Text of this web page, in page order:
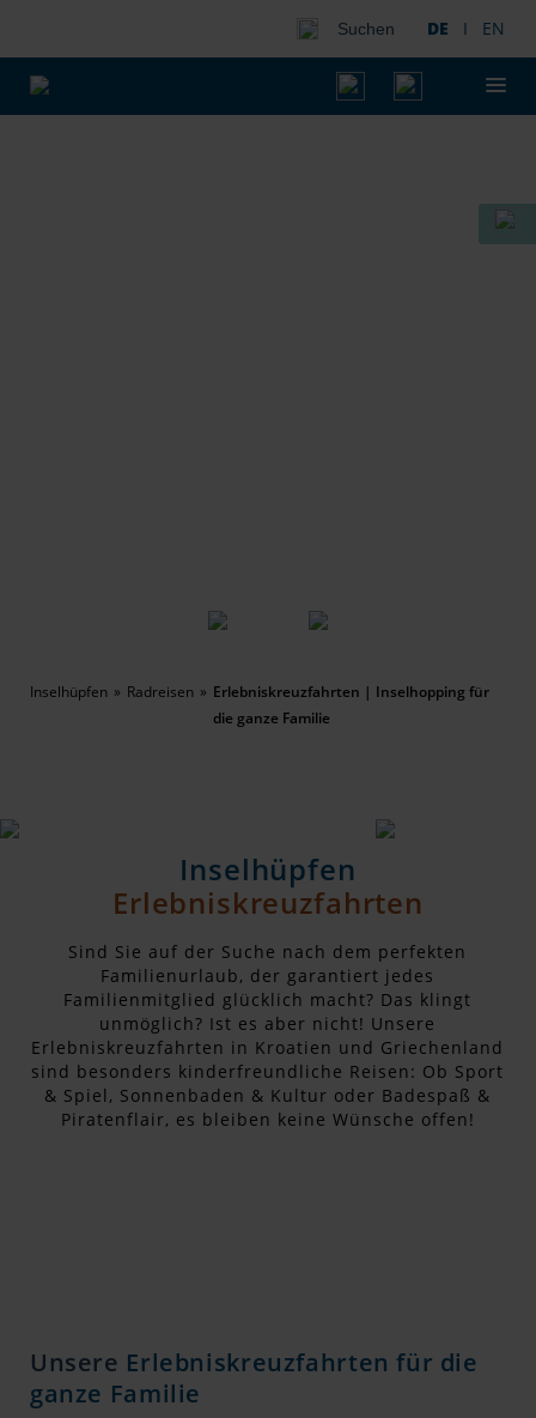
Suchen DE I EN
Inselhüpfen Radreisen
Erlebniskreuzfahrten | Inselhopping für
die ganze Familie
Inselhüpfen
Erlebniskreuzfahrten
Sind Sie auf der Suche nach dem perfekten
Familienurlaub, der garantiert jedes
Familienmitglied glücklich macht? Das klingt
unmöglich? Ist es aber nicht! Unsere
Erlebniskreuzfahrten in Kroatien und Griechenland
sind besonders kinderfreundliche Reisen: Ob Sport
& Spiel, Sonnenbaden & Kultur oder Badespaß &
Piratenflair, es bleiben keine Wünsche offen!
Unsere Erlebniskreuzfahrten für die
ganze Familie